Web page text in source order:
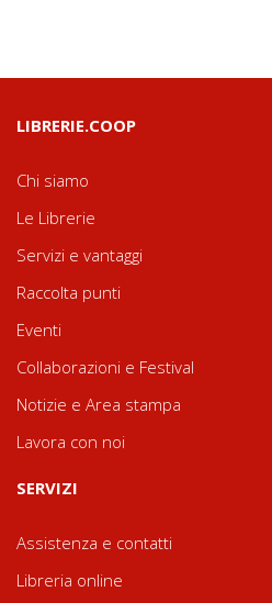
LIBRERIE.COOP
Chi siamo
Le Librerie
Servizi e vantaggi
Raccolta punti
Eventi
Collaborazioni e Festival
Notizie e Area stampa
Lavora con noi
SERVIZI
Assistenza e contatti
Libreria online